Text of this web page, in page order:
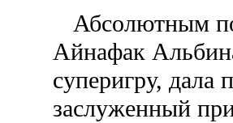
Абсолютным
Айнафак
суперигру, дала
заслуженный